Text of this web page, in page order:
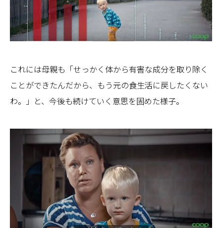
これには母親も「せっかく体から有害な成分を取り除く
ことができたんだから、もう元の食生活に戻したくない
わ。」と、今後も続けていく意思を固めた様子。